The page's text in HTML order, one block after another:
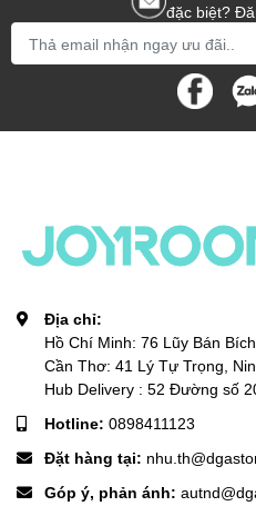
đặc biệt?
Địa chỉ:
Hồ Chí Minh: 76 Lũy Bán
Cần Thơ: 41 Lý Tự Trọng,
Hub Delivery : 52 Đường số
Hotline: 0898411123
Đặt hàng tại:
Góp ý, phản ánh: